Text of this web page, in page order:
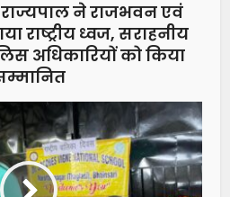
ने राजभवन एवं
राष्ट्रीय ध्वज, सराहनीय
अधिकारियों को किया